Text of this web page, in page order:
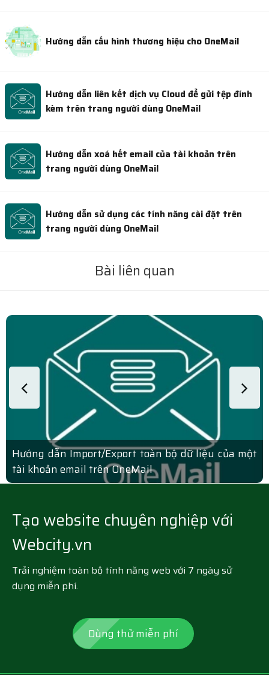
Hướng dẫn cấu hình thương hiệu cho OneMail
Hướng dẫn liên kết dịch vụ Cloud để gửi tệp đính
kèm trên trang người dùng OneMail
Hướng dẫn xoá hết email của tài khoản trên
trang người dùng OneMail
Hướng dẫn sử dụng các tính năng cài đặt trên
trang người dùng OneMail
Bài liên quan
Hướng dẫn Import/Export toàn bộ dữ liệu của một
tài khoản email trên OneMail
Tạo website chuyên nghiệp với
Webcity.vn
Trải nghiệm toàn bộ tính năng web với 7 ngày sử
dụng miễn phí.
Dùng thử miễn phí